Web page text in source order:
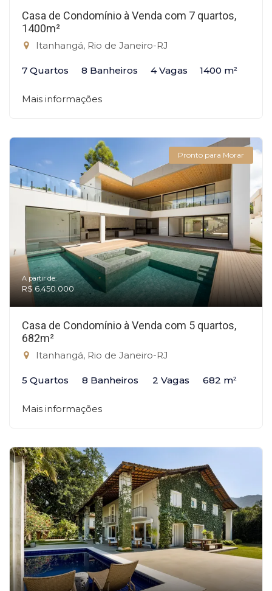
Casa de Condomínio à Venda com 7 quartos,
1400m²
Itanhangá, Rio de Janeiro-RJ
7 Quartos 8 Banheiros 4 Vagas 1400 m²
Mais informações
Pronto para Morar
A partir de:
R$ 6.450.000
Casa de Condomínio à Venda com 5 quartos,
682m²
Itanhangá, Rio de Janeiro-RJ
5 Quartos 8 Banheiros 2 Vagas 682 m²
Mais informações